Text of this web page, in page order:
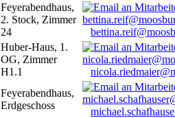
Feyerabendhaus,
2. Stock, Zimmer
24
Huber-Haus, 1.
OG, Zimmer
H1.1
Feyerabendhaus,
Erdgeschoss